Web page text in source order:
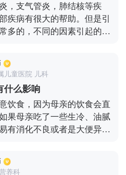
，支气管炎，肺结核等疾
疾病有很大的帮助。但是引
多的，不同的因素引起的肺
效果，对于缓解肺部不适有
部疾病不能一概使用蒲公
，不建议长期服用。
儿童医院 儿科
什么影响
饮食，因为母亲的饮食会直
果母亲吃了一些生冷、油腻
有消化不良或者是大便异常
从而表现出上火的症状，如
、眼屎增多等等情况。而且
养科